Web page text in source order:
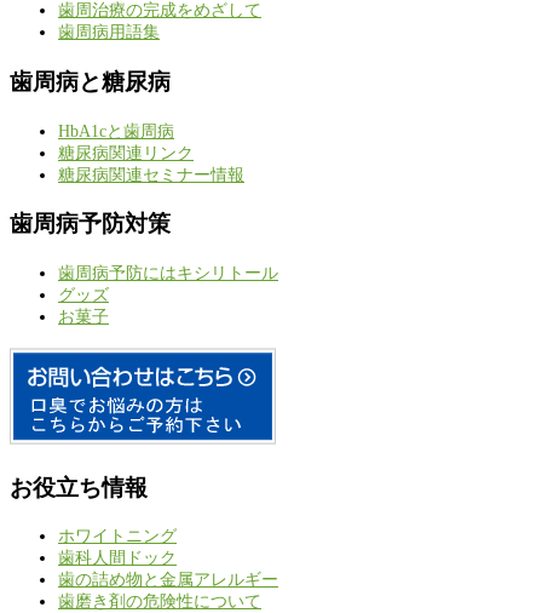
歯周治療の完成をめざして
歯周病用語集
歯周病と糖尿病
HbA1cと歯周病
糖尿病関連リンク
糖尿病関連セミナー情報
歯周病予防対策
歯周病予防にはキシリトール
グッズ
お菓子
お役立ち情報
ホワイトニング
歯科人間ドック
歯の詰め物と金属アレルギー
歯磨き剤の危険性について